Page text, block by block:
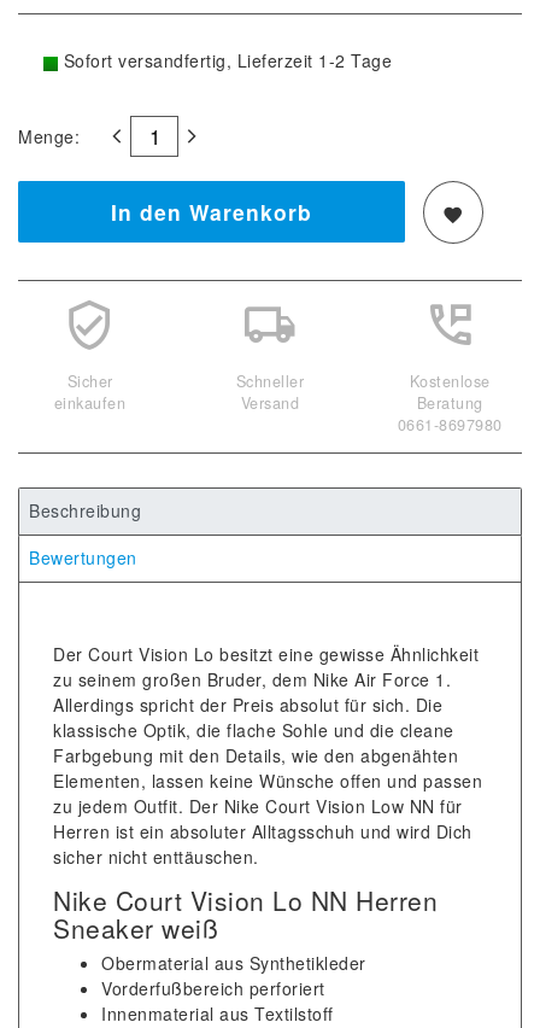
Sofort versandfertig, Lieferzeit 1-2 Tage
Menge:
In den Warenkorb
Sicher
einkaufen
Schneller
Versand
Kostenlose
Beratung
0661-8697980
Beschreibung
Bewertungen
Der Court Vision Lo besitzt eine gewisse Ähnlichkeit
zu seinem großen Bruder, dem Nike Air Force 1.
Allerdings spricht der Preis absolut für sich. Die
klassische Optik, die flache Sohle und die cleane
Farbgebung mit den Details, wie den abgenähten
Elementen, lassen keine Wünsche offen und passen
zu jedem Outfit. Der Nike Court Vision Low NN für
Herren ist ein absoluter Alltagsschuh und wird Dich
sicher nicht enttäuschen.
Nike Court Vision Lo NN Herren
Sneaker weiß
Obermaterial aus Synthetikleder
Vorderfußbereich perforiert
Innenmaterial aus Textilstoff